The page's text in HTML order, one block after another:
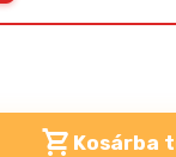
Kosárba